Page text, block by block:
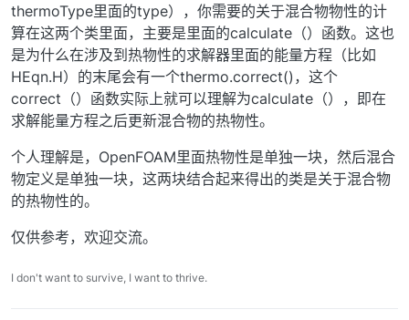
thermoType里面的type），你需要的关于混合物物性的计
算在这两个类里面，主要是里面的calculate（）函数。这也
是为什么在涉及到热物性的求解器里面的能量方程（比如
HEqn.H）的末尾会有一个thermo.correct()，这个
correct（）函数实际上就可以理解为calculate（），即在
求解能量方程之后更新混合物的热物性。
个人理解是，OpenFOAM里面热物性是单独一块，然后混合
物定义是单独一块，这两块结合起来得出的类是关于混合物
的热物性的。
仅供参考，欢迎交流。
I don't want to survive, I want to thrive.